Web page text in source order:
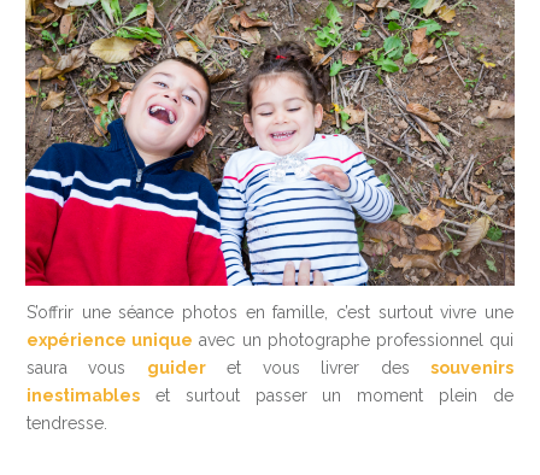
S’offrir une séance photos en famille, c’est surtout vivre une
expérience unique avec un photographe professionnel qui
saura vous guideret vous livrer dessouvenirs
inestimables et surtout passer un moment plein de
tendresse.